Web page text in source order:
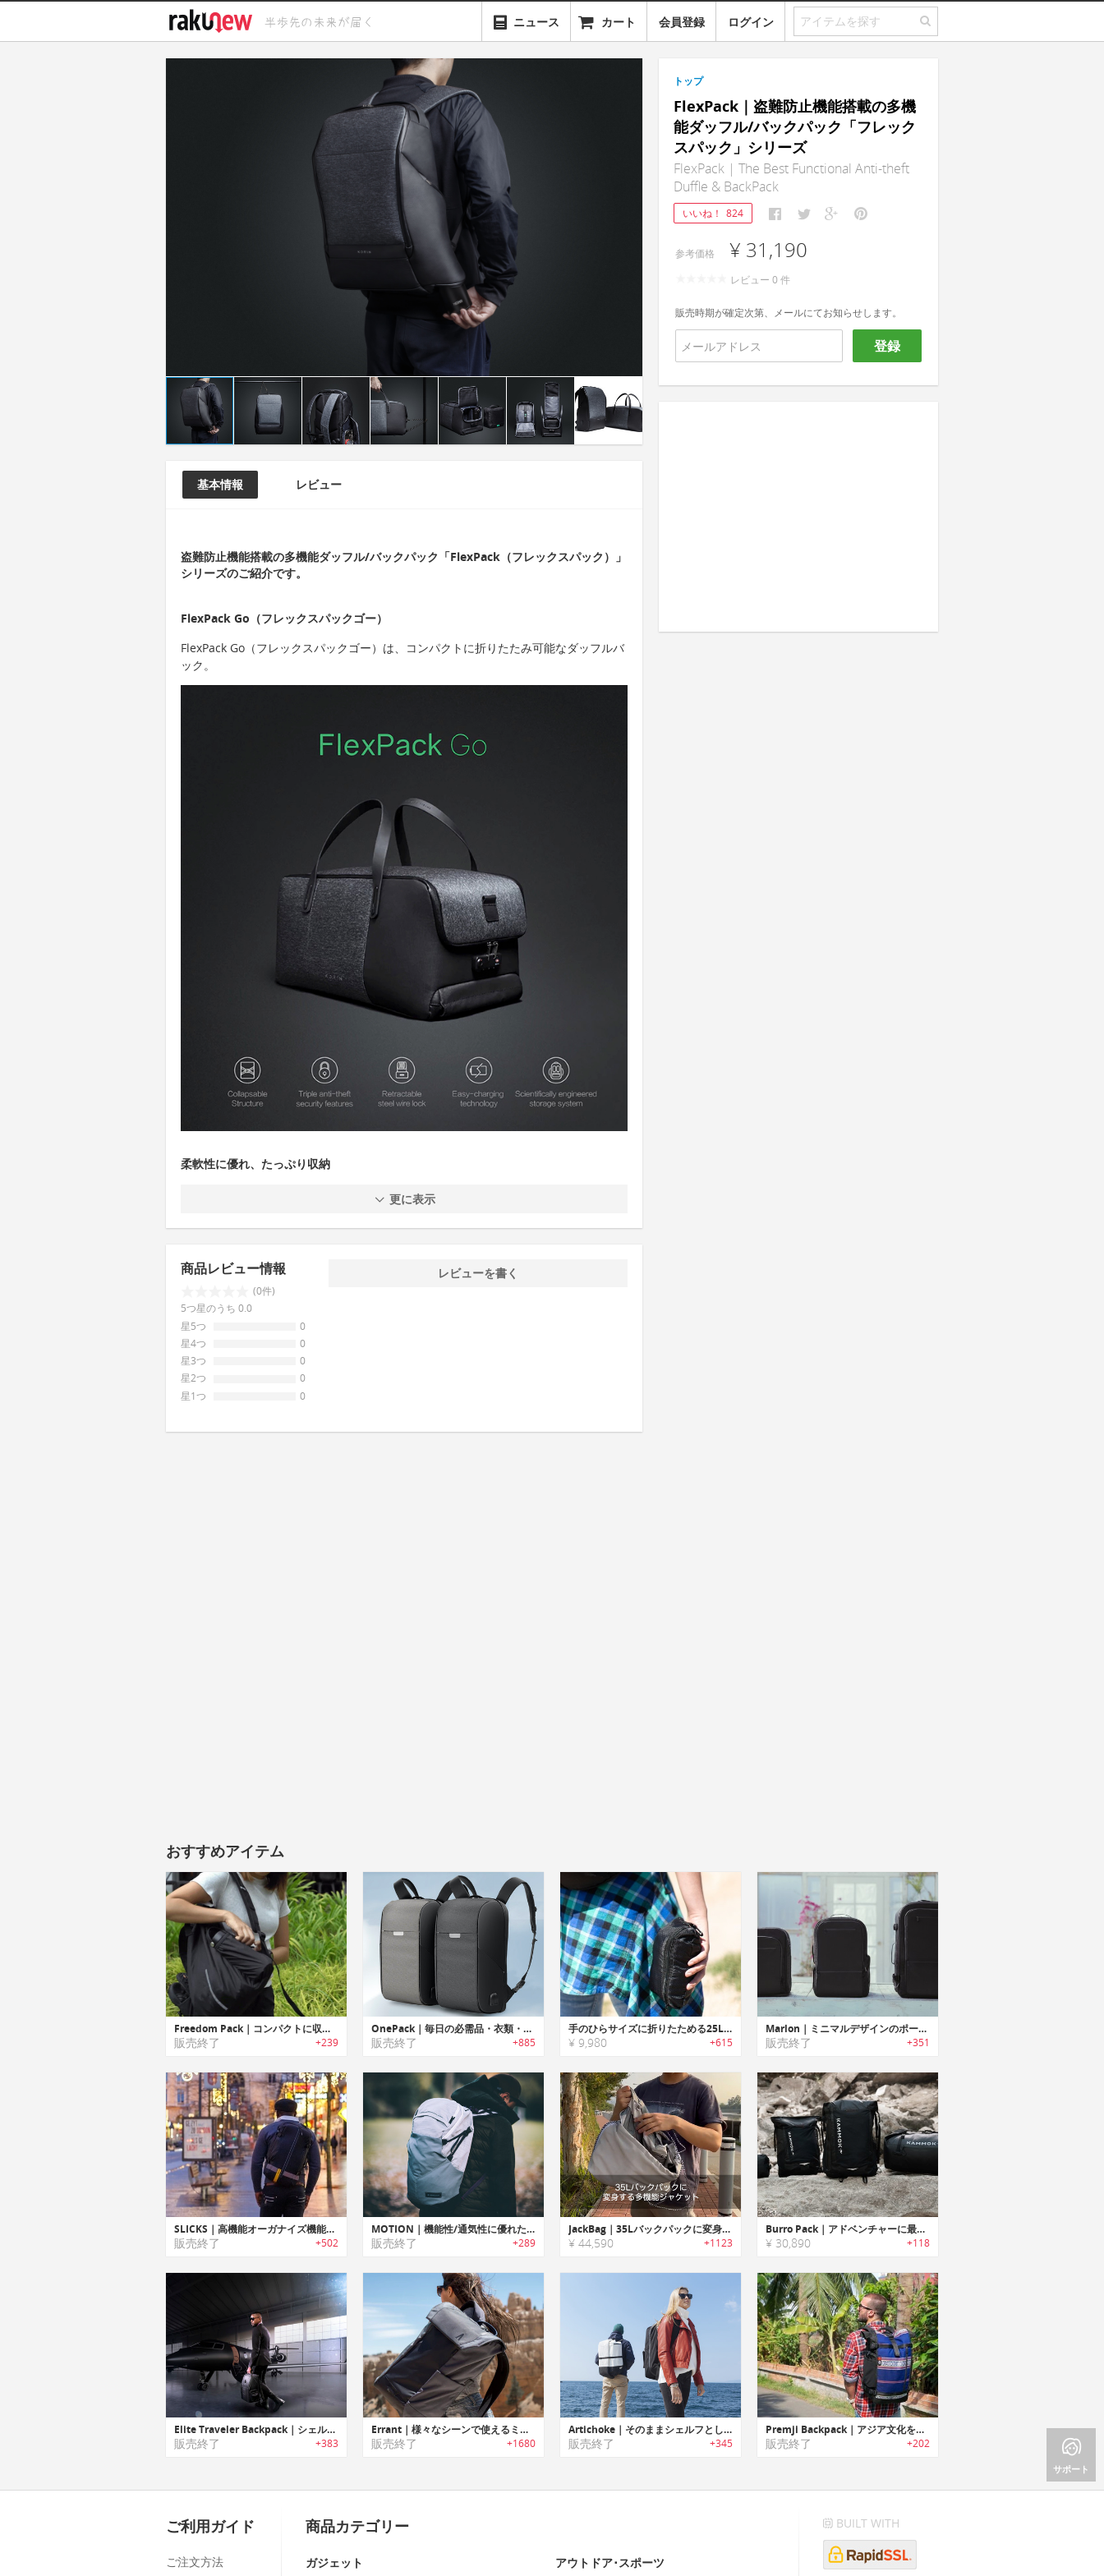
ニュース カート 会員登録 ログイン
基本情報 レビュー
盗難防止機能搭載の多機能ダッフル/バックパック「FlexPack（フレックスパック）」
シリーズのご紹介です。
FlexPack Go（フレックスパックゴー）
FlexPack Go（フレックスパックゴー）は、コンパクトに折りたたみ可能なダッフルバ
ック。
柔軟性に優れ、たっぷり収納
更に表示
商品レビュー情報
(0件)
5つ星のうち 0.0
星5つ
0
星4つ
0
星3つ
0
星2つ
0
星1つ
0
レビューを書く
トップ
FlexPack｜盗難防止機能搭載の多機
能ダッフル/バックパック「フレック
スパック」シリーズ
FlexPack | The Best Functional Anti-theft
Duffle & BackPack
いいね！ 824
参考価格 ¥ 31,190
レビュー 0 件
販売時期が確定次第、メールにてお知らせします。
登録
おすすめアイテム
Freedom Pack｜コンパクトに収納可能な盗難防止機能付きデイバッグ「フリーダムパック」
販売終了 +239
OnePack｜毎日の必需品・衣類・モバイルデバイスのキャリーに便利な19の機能ポケット付きバックパック「ワンパック」
販売終了 +885
手のひらサイズに折りたためる25L防水バックパック「Uinta Daypack 25（ウインタ）」
¥ 9,980 +615
Marlon｜ミニマルデザインのポータブルチャージャー搭載多機能バックパック「マーロン」
販売終了 +351
SLICKS｜高機能オーガナイズ機能搭載3WAYトラベルバックパック「スリックス」
販売終了 +502
MOTION｜機能性/通気性に優れたデザインバックパック「モーション」
販売終了 +289
JackBag｜35Lバックパックに変身する多機能ジャケット「ジャックバッグ」
¥ 44,590 +1123
Burro Pack｜アドベンチャーに最適な軽量・コンパクトトラベルパックシリーズ「バローパック」
¥ 30,890 +118
Elite Traveler Backpack｜シェルフ/ドロワー付きバックパック「エリートトラベルバックパック」
販売終了 +383
Errant｜様々なシーンで使えるミニマルデザインEDCバックパック「エラン」
販売終了 +1680
Artichoke｜そのままシェルフとして使えるトラベルバックパック「アーティチョーク」
販売終了 +345
Premji Backpack｜アジア文化を伝承する生地を使ったエスニックバックパック「プレムジ」
販売終了 +202
サポート
ご利用ガイド
ご注文方法
商品カテゴリー
ガジェット アウトドア･スポーツ
BUILT WITH